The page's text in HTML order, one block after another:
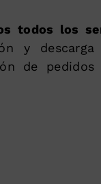
todos los
y
de